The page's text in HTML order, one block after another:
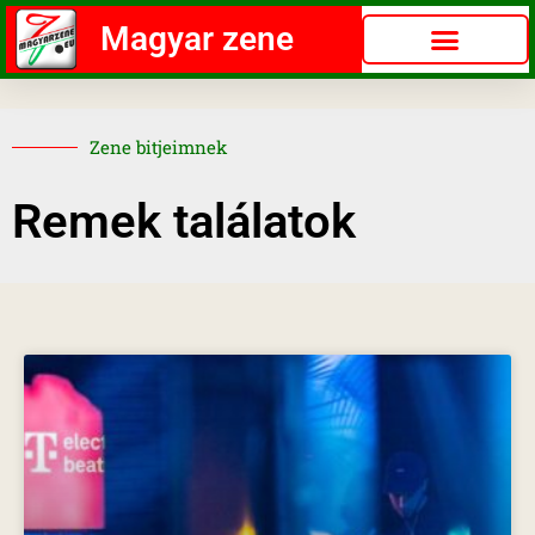
Magyar zene
Zene bitjeimnek
Remek találatok